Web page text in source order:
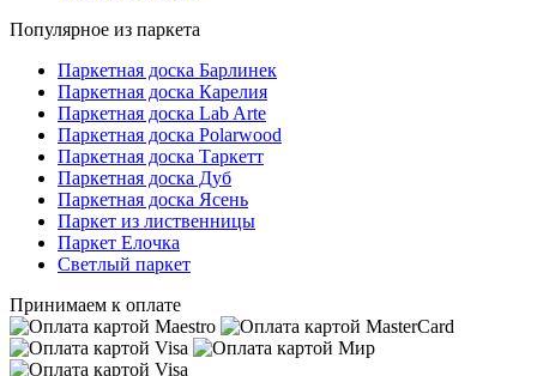
Популярное из паркета
Паркетная доска Барлинек
Паркетная доска Карелия
Паркетная доска Lab Arte
Паркетная доска Polarwood
Паркетная доска Таркетт
Паркетная доска Дуб
Паркетная доска Ясень
Паркет из лиственницы
Паркет Елочка
Светлый паркет
Принимаем к оплате